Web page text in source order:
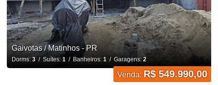
Gaivotas / Matinhos - PR
Dorms: 3/ Suítes: 1 / Banheiros: 1 / Garagens:2
Venda: R$ 549.990,00